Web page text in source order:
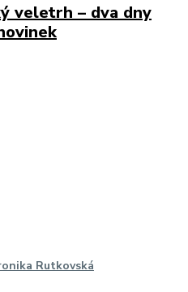
veletrh – dva dny
Rutkovská